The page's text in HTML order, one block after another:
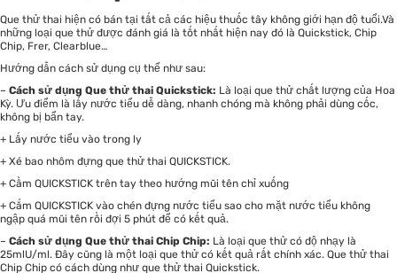
Que thử thai hiện có bán tại tất cả các hiệu thuốc tây không giới hạn độ tuổi.Và
những loại que thử được đánh giá là tốt nhất hiện nay đó là Quickstick, Chip
Chip, Frer, Clearblue…
Hướng dẫn cách sử dụng cụ thể như sau:
– Cách sử dụng Que thử thai Quickstick: Là loại que thử chất lượng của Hoa
Kỳ. Ưu điểm là lấy nước tiểu dễ dàng, nhanh chóng mà không phải dùng cốc,
không bị bẩn tay.
+ Lấy nước tiểu vào trong ly
+ Xé bao nhôm đựng que thử thai QUICKSTICK.
+ Cầm QUICKSTICK trên tay theo hướng mũi tên chỉ xuống
+ Cắm QUICKSTICK vào chén đựng nước tiểu sao cho mặt nước tiểu không
ngập quá mũi tên rồi đợi 5 phút để có kết quả.
– Cách sử dụng Que thử thai Chip Chip: Là loại que thử có độ nhạy là
25mlU/ml. Đây cũng là một loại que thử có kết quả rất chính xác. Que thử thai
Chip Chip có cách dùng như que thử thai Quickstick.